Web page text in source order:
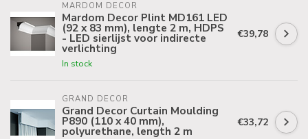
MARDOM DECOR
Mardom Decor Plint MD161 LED
(92 x 83 mm), lengte 2 m, HDPS
- LED sierlijst voor indirecte
verlichting
In stock
€39,78
GRAND DECOR
Grand Decor Curtain Moulding
P890 (110 x 40 mm),
polyurethane, length 2 m
€33,72